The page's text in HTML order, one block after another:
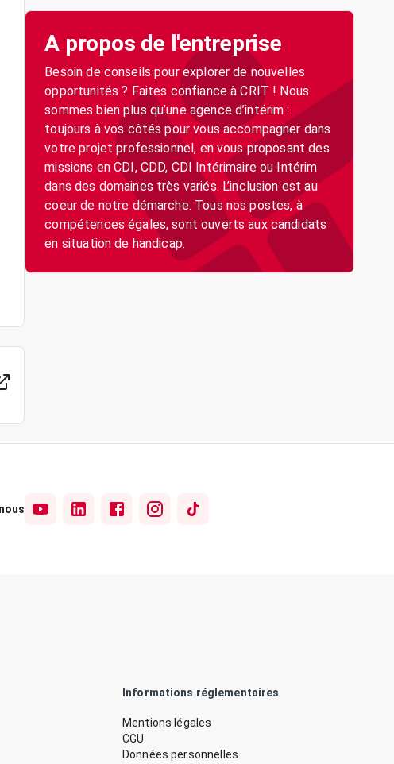
A propos de l'entreprise
Besoin de conseils pour explorer de nouvelles
opportunités ? Faites confiance à CRIT ! Nous
sommes bien plus qu’une agence d’intérim :
toujours à vos côtés pour vous accompagner dans
votre projet professionnel, en vous proposant des
missions en CDI, CDD, CDI Intérimaire ou Intérim
dans des domaines très variés. L’inclusion est au
coeur de notre démarche. Tous nos postes, à
compétences égales, sont ouverts aux candidats
en situation de handicap.
Informations réglementaires
Mentions légales
CGU
Données personnelles